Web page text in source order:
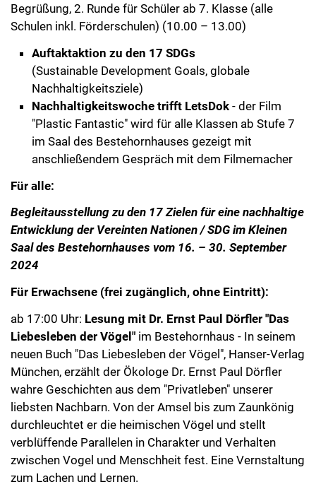
Begrüßung, 2. Runde für Schüler ab 7. Klasse (alle
Schulen inkl. Förderschulen) (10.00 – 13.00)
Auftaktaktion zu den 17 SDGs
(Sustainable Development Goals, globale
Nachhaltigkeitsziele)
Nachhaltigkeitswoche trifft LetsDok - der Film
"Plastic Fantastic" wird für alle Klassen ab Stufe 7
im Saal des Bestehornhauses gezeigt mit
anschließendem Gespräch mit dem Filmemacher
Für alle:
Begleitausstellung zu den 17 Zielen für eine nachhaltige
Entwicklung der Vereinten Nationen / SDG im Kleinen
Saal des Bestehornhauses vom 16. – 30. September
2024
Für Erwachsene (frei zugänglich, ohne Eintritt):
ab 17:00 Uhr: Lesung mit Dr. Ernst Paul Dörfler "Das
Liebesleben der Vögel" im Bestehornhaus - In seinem
neuen Buch "Das Liebesleben der Vögel", Hanser-Verlag
München, erzählt der Ökologe Dr. Ernst Paul Dörfler
wahre Geschichten aus dem "Privatleben" unserer
liebsten Nachbarn. Von der Amsel bis zum Zaunkönig
durchleuchtet er die heimischen Vögel und stellt
verblüffende Parallelen in Charakter und Verhalten
zwischen Vogel und Menschheit fest. Eine Vernstaltung
zum Lachen und Lernen.